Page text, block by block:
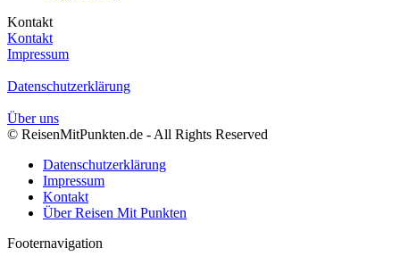
Kontakt
Kontakt
Impressum
Datenschutzerklärung
Über uns
© ReisenMitPunkten.de - All Rights Reserved
Datenschutzerklärung
Impressum
Kontakt
Über Reisen Mit Punkten
Footernavigation